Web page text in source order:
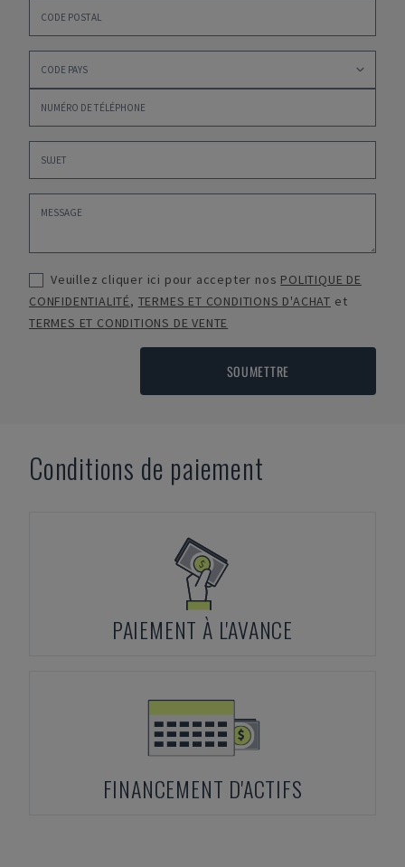
Veuillez cliquer ici pour accepter nos POLITIQUE DE
CONFIDENTIALITÉ, TERMES ET CONDITIONS D'ACHAT et
TERMES ET CONDITIONS DE VENTE
SOUMETTRE
Conditions de paiement
PAIEMENT À L'AVANCE
FINANCEMENT D'ACTIFS